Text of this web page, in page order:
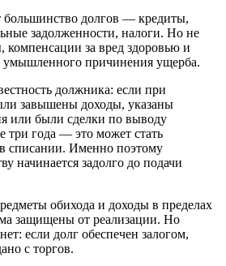
большинство долгов — кредиты,
задолженности, налоги. Но не
за вред здоровью и
умышленного причинения ущерба.
должника: если при
завышены доходы, указаны
или были сделки по выводу
три года — это может стать
списании. Именно поэтому
начинается задолго до подачи
обихода и доходы в пределах
защищены от реализации. Но
если долг обеспечен залогом,
с торгов.